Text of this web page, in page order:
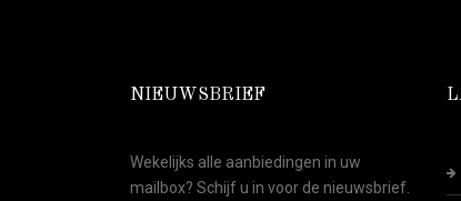
NIEUWSBRIEF
Wekelijks alle aanbiedingen in uw
mailbox? Schijf u in voor de nieuwsbrief.